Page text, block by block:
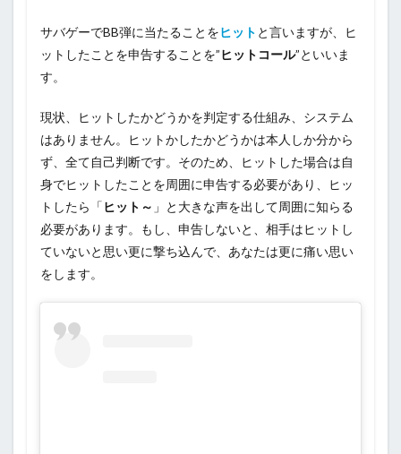
サバゲーでBB弾に当たることをヒット と言いますが、ヒ
ットしたことを申告することを”ヒットコール”といいま
す。
現状、ヒットしたかどうかを判定する仕組み、システム
はありません。ヒットかしたかどうかは本人しか分から
ず、全て自己判断です。そのため、ヒットした場合は自
身でヒットしたことを周囲に申告する必要があり、ヒッ
トしたら「ヒット～ 」と大きな声を出して周囲に知らる
必要があります。もし、申告しないと、相手はヒットし
ていないと思い更に撃ち込んで、あなたは更に痛い思い
をします。